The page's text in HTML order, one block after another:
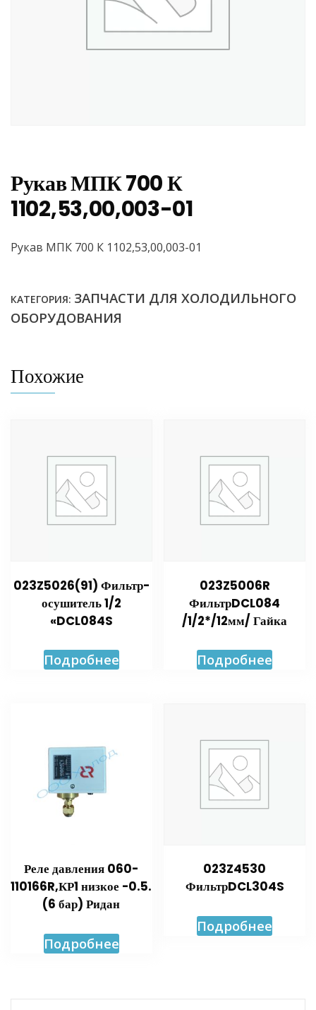
Рукав МПК 700 К
1102,53,00,003-01
Рукав МПК 700 К 1102,53,00,003-01
КАТЕГОРИЯ: ЗАПЧАСТИ ДЛЯ ХОЛОДИЛЬНОГО
ОБОРУДОВАНИЯ
Похожие
023Z5026(91) Фильтр-
осушитель 1/2
«DCL084S
Подробнее
023Z5006R
ФильтрDCL084
/1/2*/12мм/ Гайка
Подробнее
Реле давления 060-
110166R,КР1 низкое -0.5.
(6 бар) Ридан
Подробнее
023Z4530
ФильтрDCL304S
Подробнее